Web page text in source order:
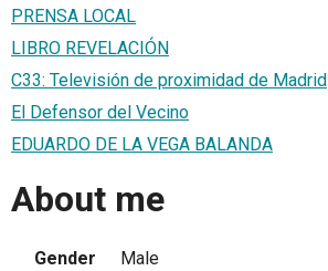
PRENSA LOCAL
LIBRO REVELACIÓN
C33: Televisión de proximidad de Madrid
El Defensor del Vecino
EDUARDO DE LA VEGA BALANDA
About me
Gender
Male